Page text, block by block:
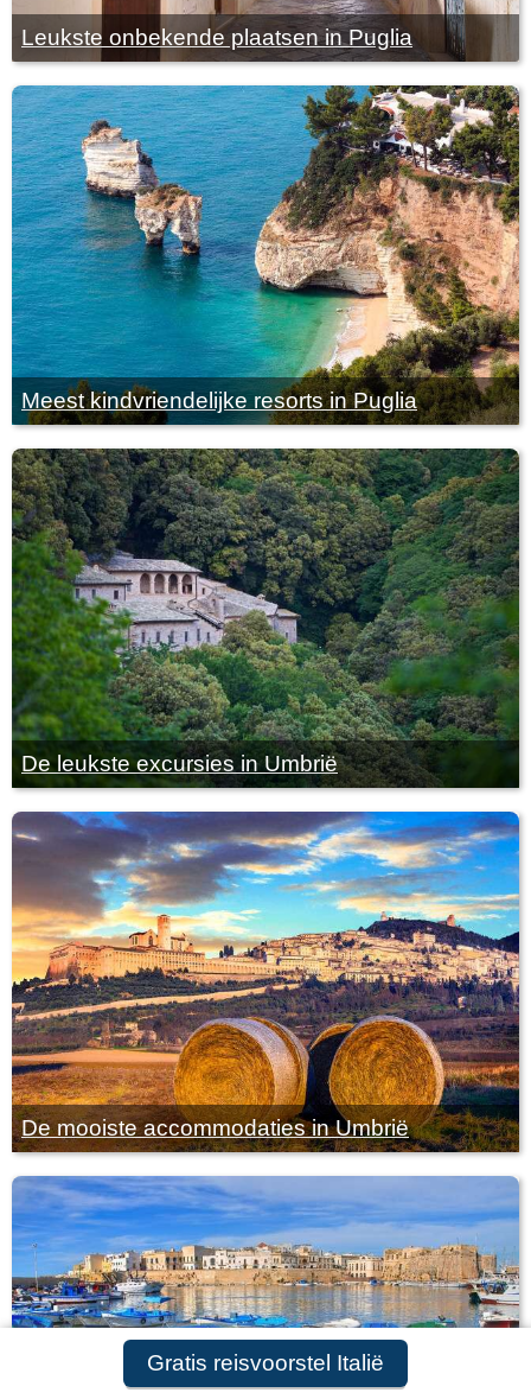
Gratis reisvoorstel Italië
Leukste onbekende plaatsen in Puglia
Meest kindvriendelijke resorts in Puglia
De leukste excursies in Umbrië
De mooiste accommodaties in Umbrië